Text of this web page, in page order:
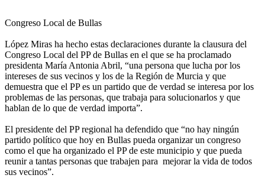
Congreso Local de Bullas
López Miras ha hecho estas declaraciones durante la clausura del
Congreso Local del PP de Bullas en el que se ha proclamado
presidenta María Antonia Abril, “una persona que lucha por los
intereses de sus vecinos y los de la Región de Murcia y que
demuestra que el PP es un partido que de verdad se interesa por los
problemas de las personas, que trabaja para solucionarlos y que
hablan de lo que de verdad importa”.
El presidente del PP regional ha defendido que “no hay ningún
partido político que hoy en Bullas pueda organizar un congreso
como el que ha organizado el PP de este municipio y que pueda
reunir a tantas personas que trabajen para mejorar la vida de todos
sus vecinos”.